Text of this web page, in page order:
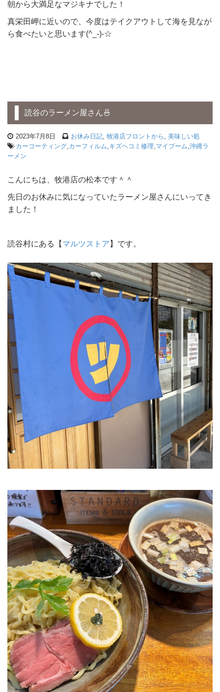
朝から大満足なマジキナでした！
真栄田岬に近いので、今度はテイクアウトして海を見なが
ら食べたいと思います(^_-)-☆
読谷のラーメン屋さん🍜
2023年7月8日 お休み日記, 牧港店フロントから , 美味しい処
カーコーティング,カーフィルム,キズヘコミ修理,マイブーム,沖縄ラ
ーメン
こんにちは、牧港店の松本です＾＾
先日のお休みに気になっていたラーメン屋さんにいってき
ました！
読谷村にある【 マルツストア 】です。